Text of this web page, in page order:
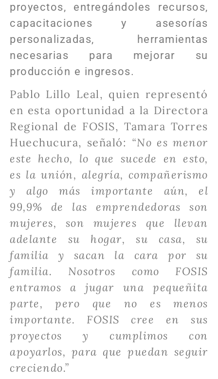
proyectos, entregándoles recursos,
capacitaciones y asesorías
personalizadas, herramientas
necesarias para mejorar su
producción e ingresos.
Pablo Lillo Leal, quien representó
en esta oportunidad a la Directora
Regional de FOSIS, Tamara Torres
Huechucura, señaló: “No es menor
este hecho, lo que sucede en esto,
es la unión, alegría, compañerismo
y algo más importante aún, el
99,9% de las emprendedoras son
mujeres, son mujeres que llevan
adelante su hogar, su casa, su
familia y sacan la cara por su
familia. Nosotros como FOSIS
entramos a jugar una pequeñita
parte, pero que no es menos
importante. FOSIS cree en sus
proyectos y cumplimos con
apoyarlos, para que puedan seguir
creciendo.”